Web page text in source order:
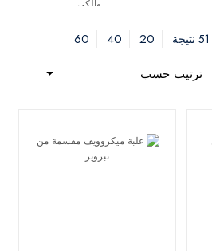
20
40
60
ترتيب حسب